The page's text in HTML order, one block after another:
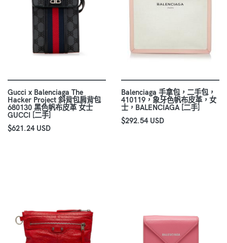
Gucci x Balenciaga The
Hacker Project 斜背包肩背包
680130 黑色帆布皮革 女士
GUCCI [二手]
$621.24 USD
Balenciaga 手拿包，二手包，
410119，象牙色帆布皮革，女
士，BALENCIAGA [二手]
$292.54 USD